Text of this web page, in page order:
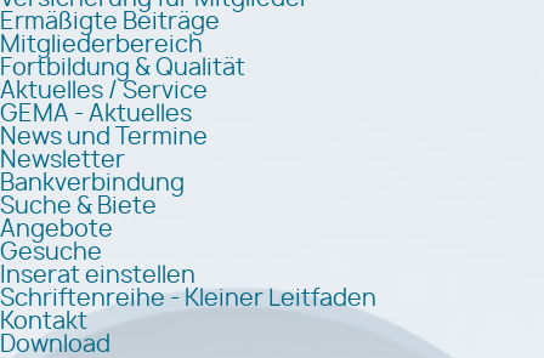
Ermäßigte Beiträge
Mitgliederbereich
Fortbildung & Qualität
Aktuelles / Service
GEMA - Aktuelles
News und Termine
Newsletter
Bankverbindung
Suche & Biete
Angebote
Gesuche
Inserat einstellen
Schriftenreihe - Kleiner Leitfaden
Kontakt
Download